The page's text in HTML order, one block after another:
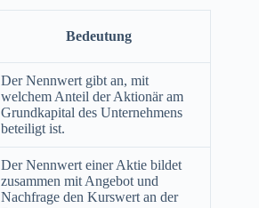
Bedeutung
Der Nennwert gibt an, mit
welchem Anteil der Aktionär am
Grundkapital des Unternehmens
beteiligt ist.
Der Nennwert einer Aktie bildet
zusammen mit Angebot und
Nachfrage den Kurswert an der